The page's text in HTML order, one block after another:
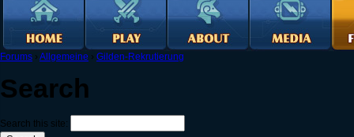
Forums › Allgemeine › Gilden-Rekrutierung
Search
Search this site: